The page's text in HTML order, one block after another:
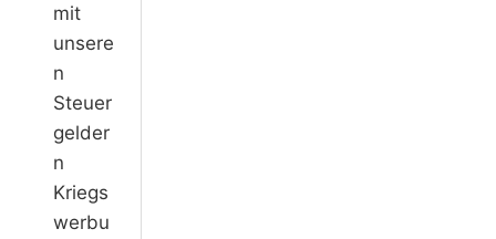
mit
unsere
n
Steuer
gelder
n
Kriegs
werbu